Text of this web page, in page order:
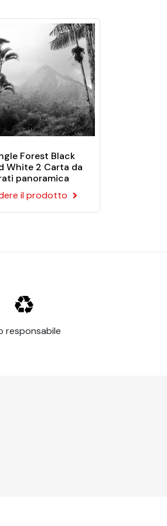
Forest Black
White 2 Carta da
panoramica
il prodotto
responsabile